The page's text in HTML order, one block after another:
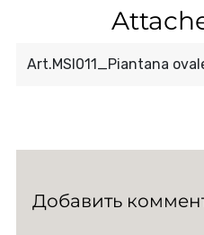
Art.MSI011_Piantana
Добавить